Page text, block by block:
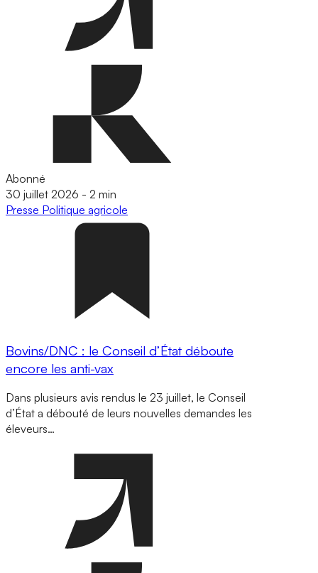
Abonné
30 juillet 2026 - 2 min
Presse Politique agricole
Bovins/DNC : le Conseil d’État déboute
encore les anti-vax
Dans plusieurs avis rendus le 23 juillet, le Conseil
d’État a débouté de leurs nouvelles demandes les
éleveurs…